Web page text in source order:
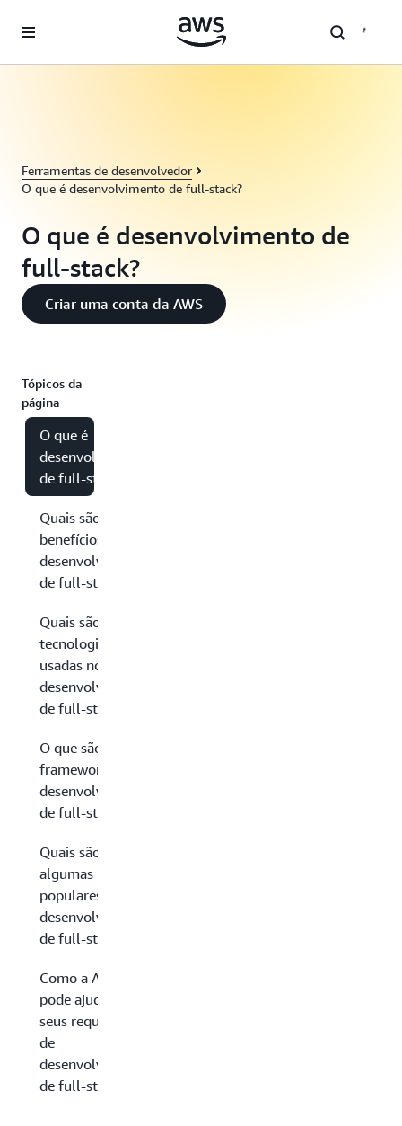
Pular para o conteúdo principal
Ferramentas de desenvolvedor
O que é desenvolvimento de full-stack?
O que é desenvolvimento de
full-stack?
Criar uma conta da AWS
Tópicos da
página
O que é
desenvolvimento
de full-stack?
Quais são os
benefícios do
desenvolvimento
de full-stack?
Quais são as
tecnologias
usadas no
desenvolvimento
de full-stack?
O que são
frameworks de
desenvolvimento
de full-stack?
Quais são
algumas pilhas
populares no
desenvolvimento
de full-stack?
Como a AWS
pode ajudar com
seus requisitos
de
desenvolvimento
de full-stack?